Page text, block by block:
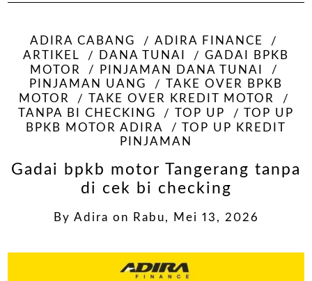
ADIRA CABANG
ADIRA FINANCE
ARTIKEL
DANA TUNAI
GADAI BPKB
MOTOR
PINJAMAN DANA TUNAI
PINJAMAN UANG
TAKE OVER BPKB
MOTOR
TAKE OVER KREDIT MOTOR
TANPA BI CHECKING
TOP UP
TOP UP
BPKB MOTOR ADIRA
TOP UP KREDIT
PINJAMAN
Gadai bpkb motor Tangerang tanpa
di cek bi checking
By Adira on Rabu, Mei 13, 2026